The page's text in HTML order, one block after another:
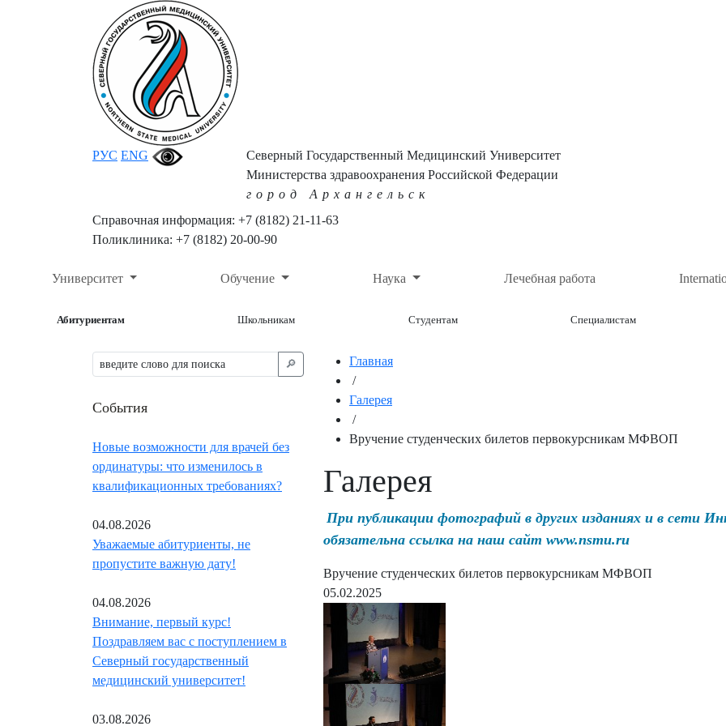
РУС ENG
Северный Государственный Медицинский Университет
Министерства здравоохранения Российской Федерации
город Архангельск
Справочная информация: +7 (8182) 21-11-63
Поликлиника: +7 (8182) 20-00-90
Университет Обучение Наука Лечебная работа
Абитуриентам Школьникам Студентам Специалистам
🔎︎
События
Новые возможности для врачей без
ординатуры: что изменилось в
квалификационных требованиях?
04.08.2026
Уважаемые абитуриенты, не
пропустите важную дату!
04.08.2026
Внимание, первый курс!
Поздравляем вас с поступлением в
Северный государственный
медицинский университет!
03.08.2026
Главная
/
Галерея
/
Вручение студенческих билетов первокурсникам МФВОП
Галерея
При публикации фотографий в других изданиях и в сети
обязательна ссылка на наш сайт www.nsmu.ru
Вручение студенческих билетов первокурсникам МФВОП
05.02.2025